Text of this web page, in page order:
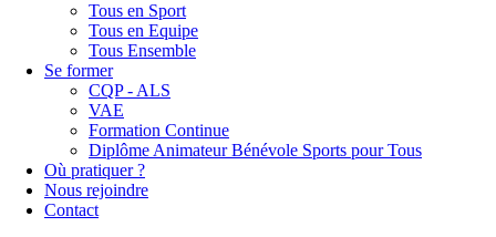
Tous en Sport
Tous en Equipe
Tous Ensemble
Se former
CQP - ALS
VAE
Formation Continue
Diplôme Animateur Bénévole Sports pour Tous
Où pratiquer ?
Nous rejoindre
Contact